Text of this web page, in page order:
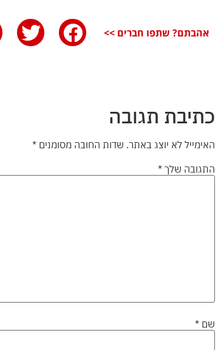
אהבתם? שתפו חברים >>
כתיבת תגובה
האימייל לא יוצג באתר. שדות החובה מסומנים *
התגובה שלך *
שם *